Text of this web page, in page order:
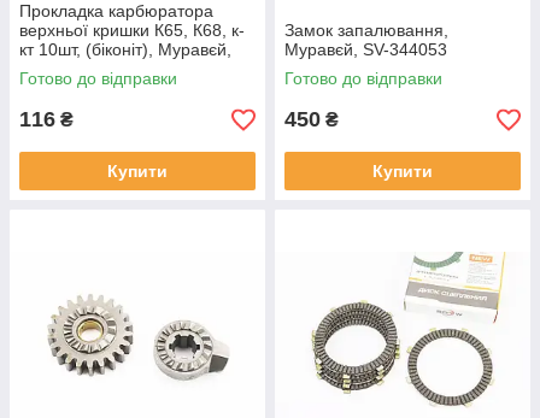
Прокладка карбюратора
верхньої кришки К65, К68, к-
кт 10шт, (біконіт), Муравєй,
SV-340200
Готово до відправки
116 ₴
Купити
Замок запалювання,
Муравєй, SV-344053
Готово до відправки
450 ₴
Купити